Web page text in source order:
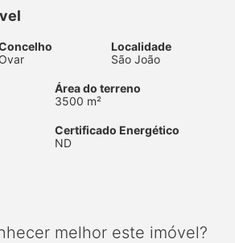
Ovar
Localidade
São João
Área do terreno
3500 m²
Certificado Energético
ND
melhor este imóvel?